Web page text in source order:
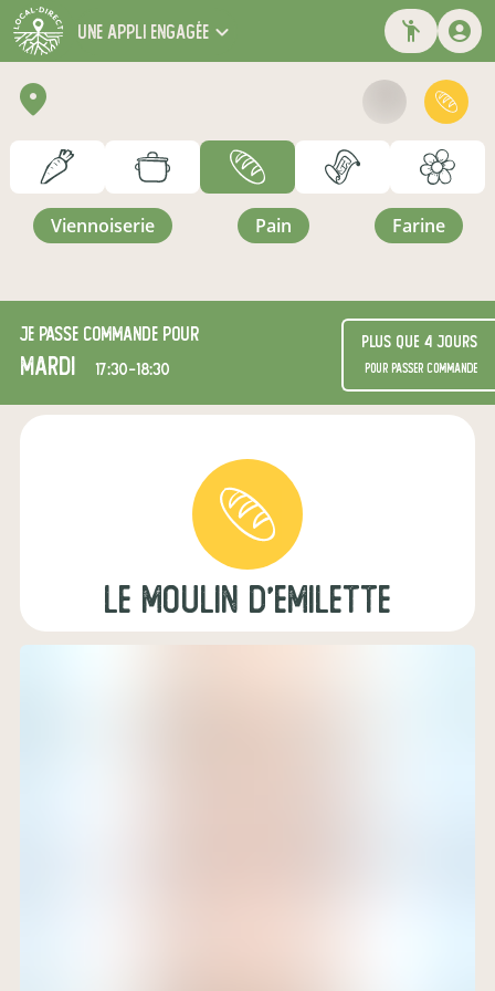
une appli engagée
viennoiserie pain farine
Je passe commande pour
mardi 17:30-18:30
Plus que 4 jours
pour passer commande
le moulin d'emilette